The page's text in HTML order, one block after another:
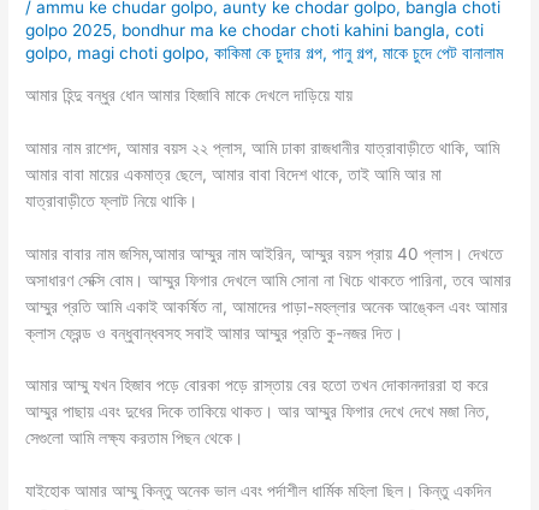
/ammu ke chudar golpo,aunty ke chodar golpo, bangla choti
golpo 2025, bondhur ma ke chodar choti kahini bangla,coti
golpo, magi choti golpo,কাকিমা কে চুদার গল্প,পানু গল্প,মাকে চুদে পেট বানালাম
আমার হিন্দু বন্ধুর ধোন আমার হিজাবি মাকে দেখলে দাড়িয়ে যায়
আমার নাম রাশেদ, আমার বয়স ২২ প্লাস, আমি ঢাকা রাজধানীর যাত্রাবাড়ীতে থাকি, আমি
আমার বাবা মায়ের একমাত্র ছেলে, আমার বাবা বিদেশ থাকে, তাই আমি আর মা
যাত্রাবাড়ীতে ফ্লাট নিয়ে থাকি।
আমার বাবার নাম জসিম,আমার আম্মুর নাম আইরিন, আম্মুর বয়স প্রায় 40 প্লাস। দেখতে
অসাধারণ সেক্সি বোম। আম্মুর ফিগার দেখলে আমি সোনা না খিচে থাকতে পারিনা, তবে আমার
আম্মুর প্রতি আমি একাই আকর্ষিত না, আমাদের পাড়া-মহল্লার অনেক আঙ্কেল এবং আমার
ক্লাস ফ্রেন্ড ও বন্ধুবান্ধবসহ সবাই আমার আম্মুর প্রতি কু-নজর দিত।
আমার আম্মু যখন হিজাব পড়ে বোরকা পড়ে রাস্তায় বের হতো তখন দোকানদাররা হা করে
আম্মুর পাছায় এবং দুধের দিকে তাকিয়ে থাকত। আর আম্মুর ফিগার দেখে দেখে মজা নিত,
সেগুলো আমি লক্ষ্য করতাম পিছন থেকে।
যাইহোক আমার আম্মু কিন্তু অনেক ভাল এবং পর্দাশীল ধার্মিক মহিলা ছিল। কিন্তু একদিন